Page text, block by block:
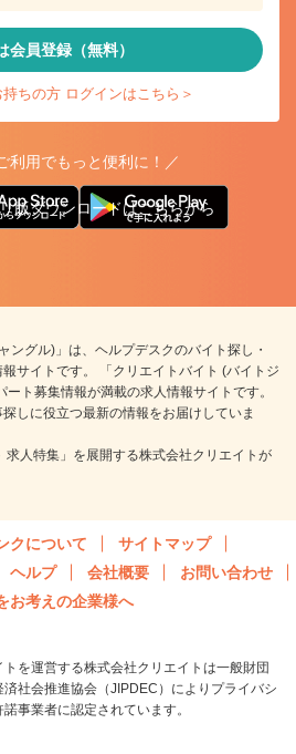
会員登録（無料）
ちの方 ログインはこちら＞
利用でもっと便利に！／
版ダウンロードはこちらから
ングル)」は、ヘルプデスクのバイト探し・
サイトです。 「クリエイトバイト (バイトジ
ト募集情報が満載の求人情報サイトです。
しに役立つ最新の情報をお届けしていま
求人特集」を展開する株式会社クリエイトが
クについて
サイトマップ
ヘルプ 会社概要
お問い合わせ
お考えの企業様へ
トを運営する株式会社クリエイトは一般財団
社会推進協会（JIPDEC）によりプライバシ
事業者に認定されています。